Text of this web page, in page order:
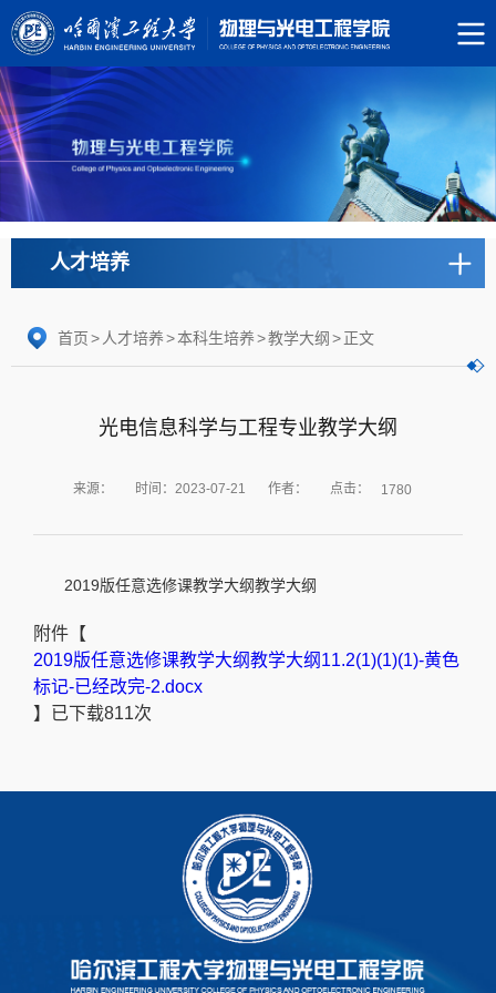
人才培养
首页> 人才培养>本科生培养>教学大纲 >正文
光电信息科学与工程专业教学大纲
来源： 时间：2023-07-21 作者： 点击： 1780
2019版任意选修课教学大纲教学大纲
附件【
2019版任意选修课教学大纲教学大纲11.2(1)(1)(1)-黄色
标记-已经改完-2.docx
】已下载811次